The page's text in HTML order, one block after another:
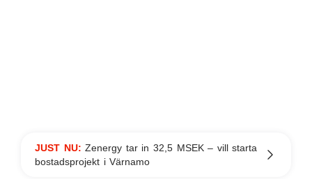
JUST NU:Zenergy tar in 32,5 MSEK – vill starta
bostadsprojekt i Värnamo